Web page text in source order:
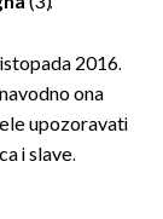
2016.
ona
upozoravati
i slave.